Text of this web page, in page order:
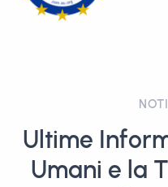
Ultime
Umani e la